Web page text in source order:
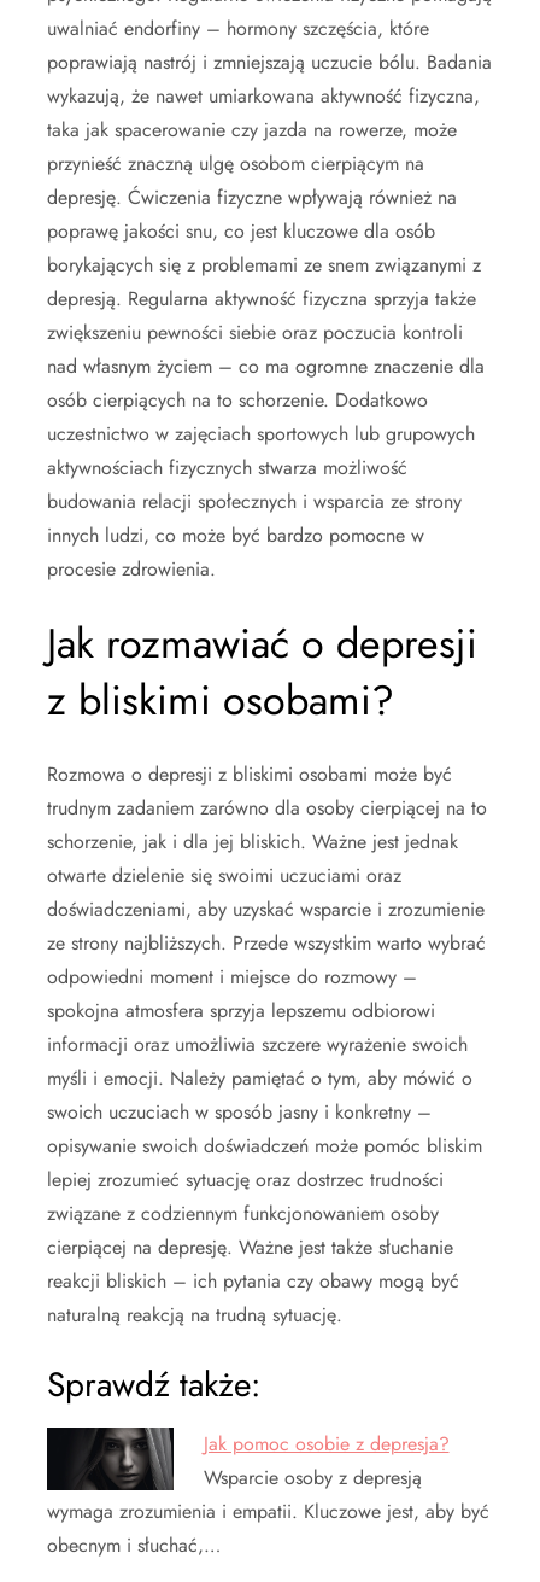
uwalniać endorfiny – hormony szczęścia, które
poprawiają nastrój i zmniejszają uczucie bólu. Badania
wykazują, że nawet umiarkowana aktywność fizyczna,
taka jak spacerowanie czy jazda na rowerze, może
przynieść znaczną ulgę osobom cierpiącym na
depresję. Ćwiczenia fizyczne wpływają również na
poprawę jakości snu, co jest kluczowe dla osób
borykających się z problemami ze snem związanymi z
depresją. Regularna aktywność fizyczna sprzyja także
zwiększeniu pewności siebie oraz poczucia kontroli
nad własnym życiem – co ma ogromne znaczenie dla
osób cierpiących na to schorzenie. Dodatkowo
uczestnictwo w zajęciach sportowych lub grupowych
aktywnościach fizycznych stwarza możliwość
budowania relacji społecznych i wsparcia ze strony
innych ludzi, co może być bardzo pomocne w
procesie zdrowienia.
Jak rozmawiać o depresji
z bliskimi osobami?
Rozmowa o depresji z bliskimi osobami może być
trudnym zadaniem zarówno dla osoby cierpiącej na to
schorzenie, jak i dla jej bliskich. Ważne jest jednak
otwarte dzielenie się swoimi uczuciami oraz
doświadczeniami, aby uzyskać wsparcie i zrozumienie
ze strony najbliższych. Przede wszystkim warto wybrać
odpowiedni moment i miejsce do rozmowy –
spokojna atmosfera sprzyja lepszemu odbiorowi
informacji oraz umożliwia szczere wyrażenie swoich
myśli i emocji. Należy pamiętać o tym, aby mówić o
swoich uczuciach w sposób jasny i konkretny –
opisywanie swoich doświadczeń może pomóc bliskim
lepiej zrozumieć sytuację oraz dostrzec trudności
związane z codziennym funkcjonowaniem osoby
cierpiącej na depresję. Ważne jest także słuchanie
reakcji bliskich – ich pytania czy obawy mogą być
naturalną reakcją na trudną sytuację.
Sprawdź także:
Jak pomoc osobie z depresja?
Wsparcie osoby z depresją
wymaga zrozumienia i empatii. Kluczowe jest, aby być
obecnym i słuchać,…